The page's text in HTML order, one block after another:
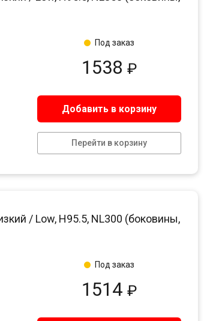
1538 ₽
Добавить в корзину
Перейти в корзину
Под заказ
/ Low, H95.5, NL300 (боковины,
1514 ₽
Под заказ